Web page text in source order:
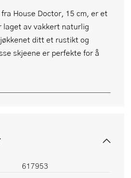
House Doctor, 15 cm, er et
laget av vakkert naturlig
ditt et rustikt og
skjeene er perfekte for å
617953